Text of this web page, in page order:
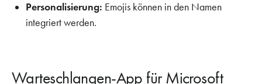
Personalisierung: Emojis können in den Namen
integriert werden.
Warteschlangen-App für Microsoft